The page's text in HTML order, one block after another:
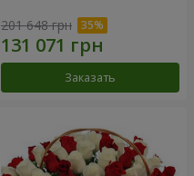
201 648 грн
Заказать